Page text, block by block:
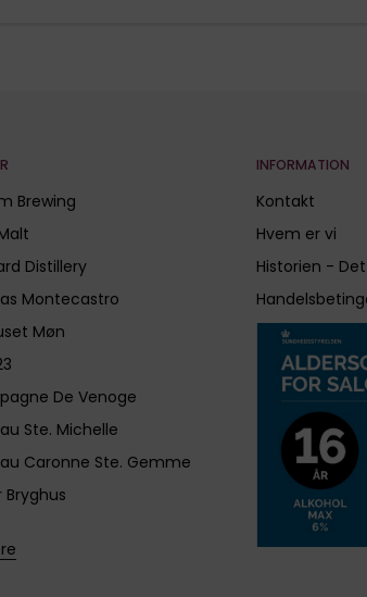
Brewing
Distillery
Montecastro
Møn
De Venoge
Ste. Michelle
Caronne Ste. Gemme
Bryghus
INFORMATION
Kontakt
Hvem er vi
Historien -